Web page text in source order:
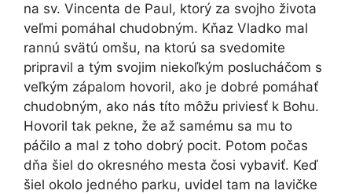
na sv. Vincenta de Paul, ktorý za svojho života
veľmi pomáhal chudobným. Kňaz Vladko mal
rannú svätú omšu, na ktorú sa svedomite
pripravil a tým svojim niekoľkým poslucháčom s
veľkým zápalom hovoril, ako je dobré pomáhať
chudobným, ako nás títo môžu priviesť k Bohu.
Hovoril tak pekne, že až samému sa mu to
páčilo a mal z toho dobrý pocit. Potom počas
dňa šiel do okresného mesta čosi vybaviť. Keď
šiel okolo jedného parku, uvidel tam na lavičke